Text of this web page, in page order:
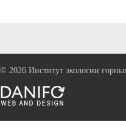
© 2026 Институт экологии